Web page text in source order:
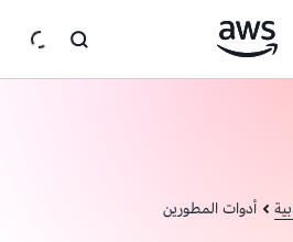
أدوات المطورين